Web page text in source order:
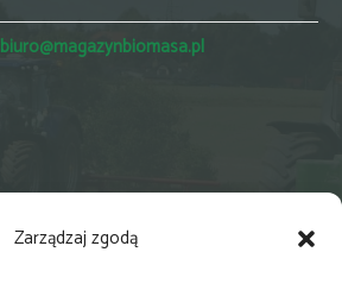
Zarządzaj zgodą
biuro@magazynbiomasa.pl